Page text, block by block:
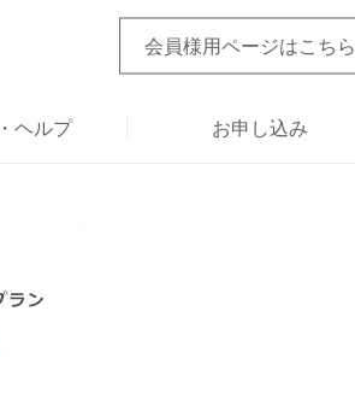
会員様用ページはこちら
ヘルプ お申し込み